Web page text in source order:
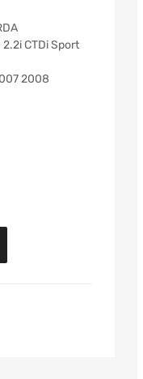
2.2i CTDi Sport
2008